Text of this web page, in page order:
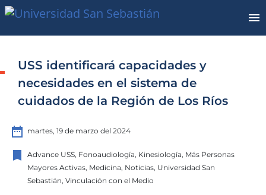
USS identificará capacidades y
necesidades en el sistema de
cuidados de la Región de Los Ríos
date_range martes, 19 de marzo del 2024
bookmark
Advance USS, Fonoaudiología, Kinesiología, Más Personas
Mayores Activas, Medicina, Noticias, Universidad San
Sebastián, Vinculación con el Medio